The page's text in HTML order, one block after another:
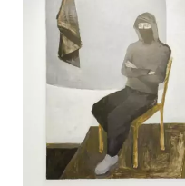
CARPATHIAN